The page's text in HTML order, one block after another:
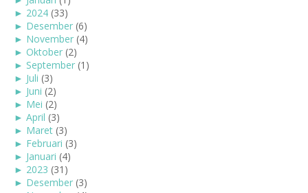
► 2024 (33)
► Desember (6)
► November (4)
► Oktober (2)
► September (1)
► Juli (3)
► Juni (2)
► Mei (2)
► April (3)
► Maret (3)
► Februari (3)
► Januari (4)
► 2023 (31)
► Desember (3)